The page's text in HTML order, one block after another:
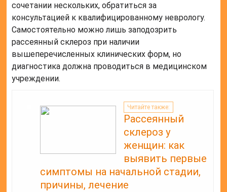
сочетании нескольких, обратиться за
консультацией к квалифицированному неврологу.
Самостоятельно можно лишь заподозрить
рассеянный склероз при наличии
вышеперечисленных клинических форм, но
диагностика должна проводиться в медицинском
учреждении.
Читайте также:
Рассеянный
склероз у
женщин: как
выявить первые
симптомы на начальной стадии,
причины, лечение